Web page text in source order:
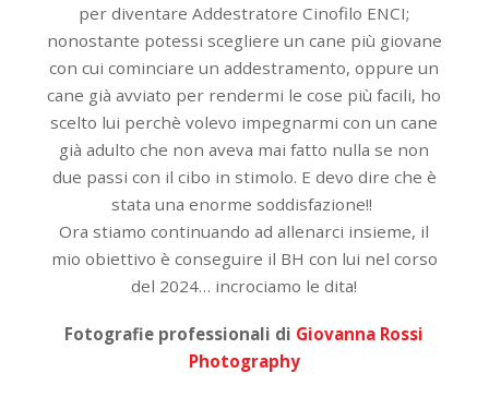
per diventare Addestratore Cinofilo ENCI;
nonostante potessi scegliere un cane più giovane
con cui cominciare un addestramento, oppure un
cane già avviato per rendermi le cose più facili, ho
scelto lui perchè volevo impegnarmi con un cane
già adulto che non aveva mai fatto nulla se non
due passi con il cibo in stimolo. E devo dire che è
stata una enorme soddisfazione!!
Ora stiamo continuando ad allenarci insieme, il
mio obiettivo è conseguire il BH con lui nel corso
del 2024… incrociamo le dita!
Fotografie professionali di Giovanna Rossi
Photography